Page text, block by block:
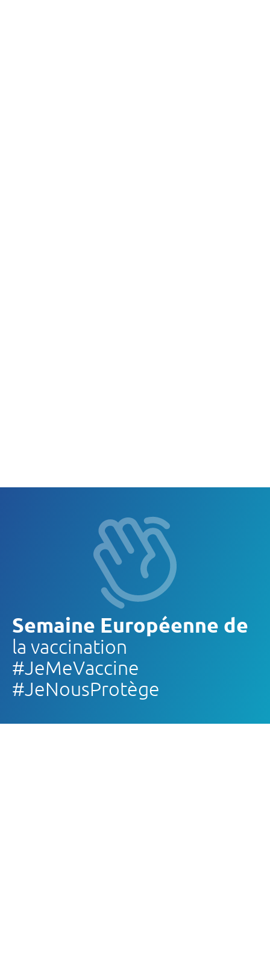
Semaine Européenne de
la vaccination
#JeMeVaccine
#JeNousProtège